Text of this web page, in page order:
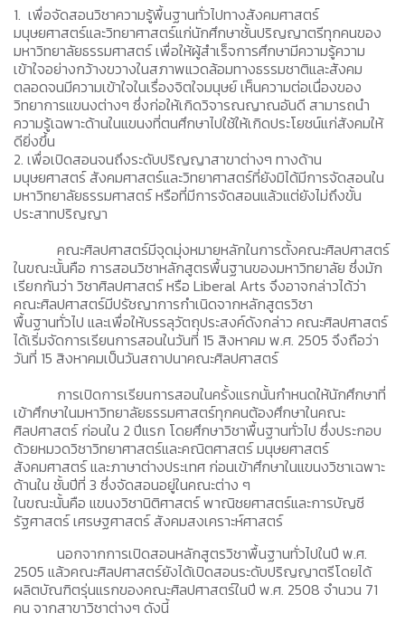
1. เพื่อจัดสอนวิชาความรู้พื้นฐานทั่วไปทางสังคมศาสตร์
มนุษยศาสตร์และวิทยาศาสตร์แก่นักศึกษาชั้นปริญญาตรีทุกคนของ
มหาวิทยาลัยธรรมศาสตร์ เพื่อให้ผู้สำเร็จการศึกษามีความรู้ความ
เข้าใจอย่างกว้างขวางในสภาพแวดล้อมทางธรรมชาติและสังคม
ตลอดจนมีความเข้าใจในเรื่องจิตใจมนุษย์ เห็นความต่อเนื่องของ
วิทยาการแขนงต่างๆ ซึ่งก่อให้เกิดวิจารณญาณอันดี สามารถนำ
ความรู้เฉพาะด้านในแขนงที่ตนศึกษาไปใช้ให้เกิดประโยชน์แก่สังคมให้
ดียิ่งขึ้น
2. เพื่อเปิดสอนจนถึงระดับปริญญาสาขาต่างๆ ทางด้าน
มนุษยศาสตร์ สังคมศาสตร์และวิทยาศาสตร์ที่ยังมิได้มีการจัดสอนใน
มหาวิทยาลัยธรรมศาสตร์ หรือที่มีการจัดสอนแล้วแต่ยังไม่ถึงขั้น
ประสาทปริญญา
คณะศิลปศาสตร์มีจุดมุ่งหมายหลักในการตั้งคณะศิลปศาสตร์
ในขณะนั้นคือ การสอนวิชาหลักสูตรพื้นฐานของมหาวิทยาลัย ซึ่งมัก
เรียกกันว่า วิชาศิลปศาสตร์ หรือ Liberal Arts จึงอาจกล่าวได้ว่า
คณะศิลปศาสตร์มีปรัชญาการกำเนิดจากหลักสูตรวิชา
พื้นฐานทั่วไป และเพื่อให้บรรลุวัตถุประสงค์ดังกล่าว คณะศิลปศาสตร์
ได้เริ่มจัดการเรียนการสอนในวันที่ 15 สิงหาคม พ.ศ. 2505 จึงถือว่า
วันที่ 15 สิงหาคมเป็นวันสถาปนาคณะศิลปศาสตร์
การเปิดการเรียนการสอนในครั้งแรกนั้นกำหนดให้นักศึกษาที่
เข้าศึกษาในมหาวิทยาลัยธรรมศาสตร์ทุกคนต้องศึกษาในคณะ
ศิลปศาสตร์ ก่อนใน 2 ปีแรก โดยศึกษาวิชาพื้นฐานทั่วไป ซึ่งประกอบ
ด้วยหมวดวิชาวิทยาศาสตร์และคณิตศาสตร์ มนุษยศาสตร์
สังคมศาสตร์ และภาษาต่างประเทศ ก่อนเข้าศึกษาในแขนงวิชาเฉพาะ
ด้านใน ชั้นปีที่ 3 ซึ่งจัดสอนอยู่ในคณะต่าง ๆ
ในขณะนั้นคือ แขนงวิชานิติศาสตร์ พาณิชยศาสตร์และการบัญชี
รัฐศาสตร์ เศรษฐศาสตร์ สังคมสงเคราะห์ศาสตร์
นอกจากการเปิดสอนหลักสูตรวิชาพื้นฐานทั่วไปในปี พ.ศ.
2505 แล้วคณะศิลปศาสตร์ยังได้เปิดสอนระดับปริญญาตรีโดยได้
ผลิตบัณฑิตรุ่นแรกของคณะศิลปศาสตร์ในปี พ.ศ. 2508 จำนวน 71
คน จากสาขาวิชาต่างๆ ดังนี้